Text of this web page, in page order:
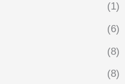
(1)
(6)
(8)
(8)